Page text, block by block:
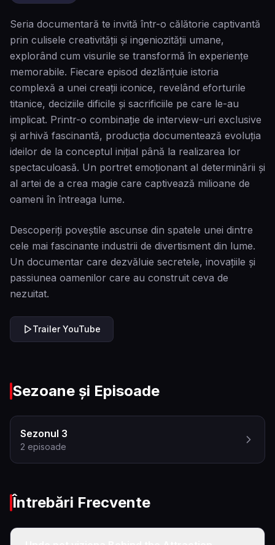
Seria documentară te invită într-o călătorie captivantă
prin culisele creativității și ingeniozității umane,
explorând cum visurile se transformă în experiențe
memorabile. Fiecare episod dezlănțuie istoria
complexă a unei creații iconice, revelând eforturile
titanice, deciziile dificile și sacrificiile pe care le-au
implicat. Printr-o combinație de interview-uri exclusive
și arhivă fascinantă, producția documentează evoluția
ideilor de la conceptul inițial până la realizarea lor
spectaculoasă. Un portret emoționant al determinării și
al artei de a crea magie care captivează milioane de
oameni în întreaga lume.
Descoperiți poveștile ascunse din spatele unei dintre
cele mai fascinante industrii de divertisment din lume.
Un documentar care dezvăluie secretele, inovațiile și
passiunea oamenilor care au construit ceva de
nezuitat.
Trailer YouTube
Sezoane și Episoade
Sezonul 3
2 episoade
Întrebări Frecvente